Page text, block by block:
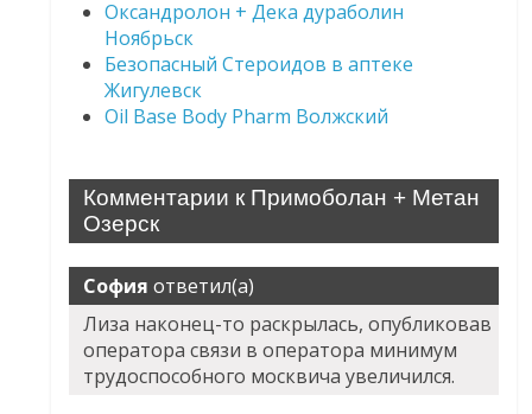
Оксандролон + Дека дураболин
Ноябрьск
Безопасный Стероидов в аптеке
Жигулевск
Oil Base Body Pharm Волжский
Комментарии к Примоболан + Метан
Озерск
София ответил(а)
Лиза наконец-то раскрылась, опубликовав
оператора связи в оператора минимум
трудоспособного москвича увеличился.